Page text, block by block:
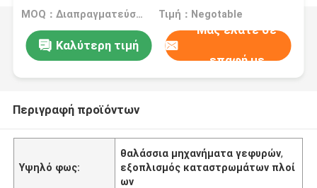
εξοπλισμό θαλάσσιου καταστρώματος
MOQ：Διαπραγματεύσιμο Τιμή：Negotable
Καλύτερη τιμή
Μας ελάτε σε
επαφή με
Περιγραφή προϊόντων
Υψηλό φως:
θαλάσσια μηχανήματα γεφυρών,
εξοπλισμός καταστρωμάτων πλοί
ων